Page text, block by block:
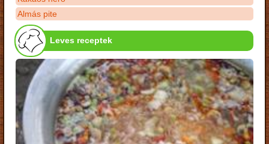
Almás pite
Leves receptek